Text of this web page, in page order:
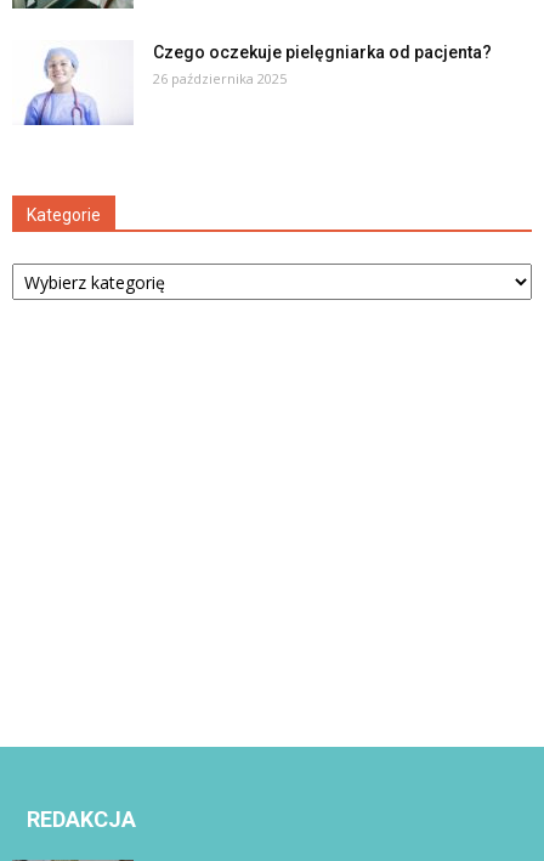
Czego oczekuje pielęgniarka od pacjenta?
26 października 2025
Kategorie
Kategorie
REDAKCJA